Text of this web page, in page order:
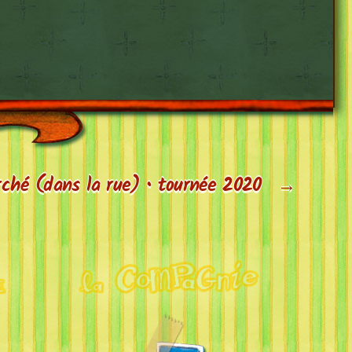
→
(dans la rue) • tournée 2020